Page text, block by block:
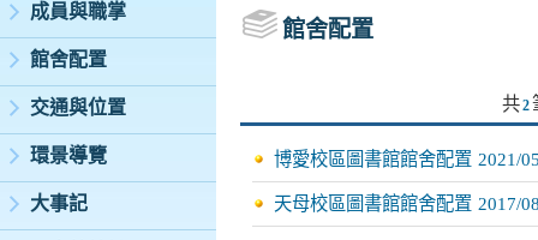
成員與職掌
館舍配置
交通與位置
環景導覽
大事記
館舍配置
共2
博愛校區圖書館館舍配置 2021/
天母校區圖書館館舍配置 2017/